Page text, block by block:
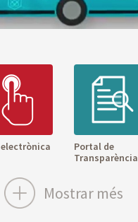
electrònica
Portal de
Transparència
Mostrar més